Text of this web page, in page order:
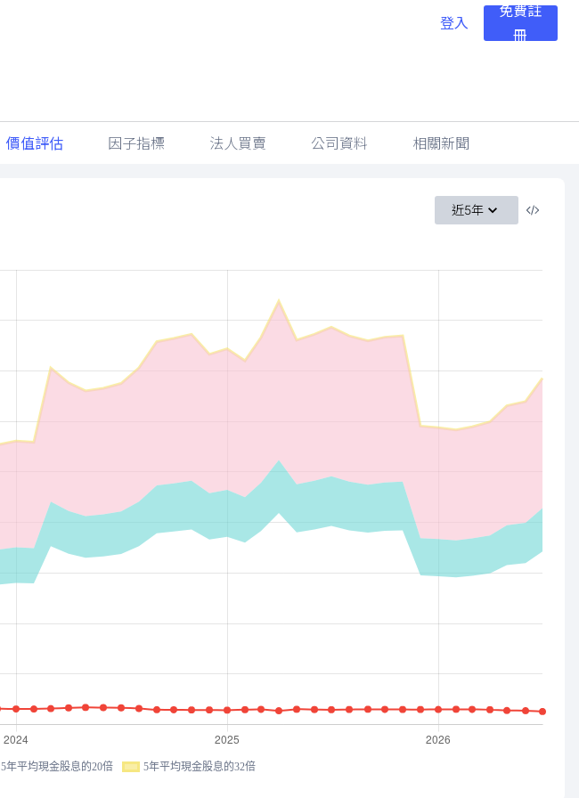
登入
免費註
冊
價值評估 因子指標 法人買賣 公司資料 相關新聞
近5年
5年平均現金股息的20倍 5年平均現金股息的32倍